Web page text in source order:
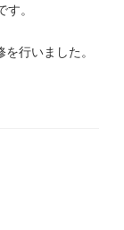
。
行いました。